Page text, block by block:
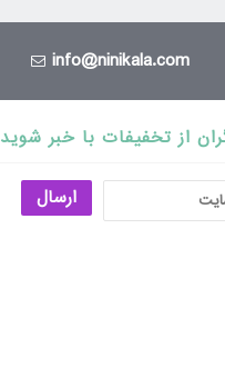
info@ninikala.com
از تخفیفات با خبر شوید
ارسال